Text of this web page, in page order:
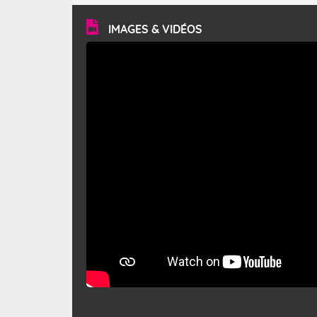
vitesse moyenne de 50 km/h et atteindre 80 à 100 km/h
en rafales, parfois davantage. Il parcourt la basse vallée
du Rhône et la Provence et envahit le littoral
méditerranéen à partir de la Camargue.
IMAGES & VIDÉOS